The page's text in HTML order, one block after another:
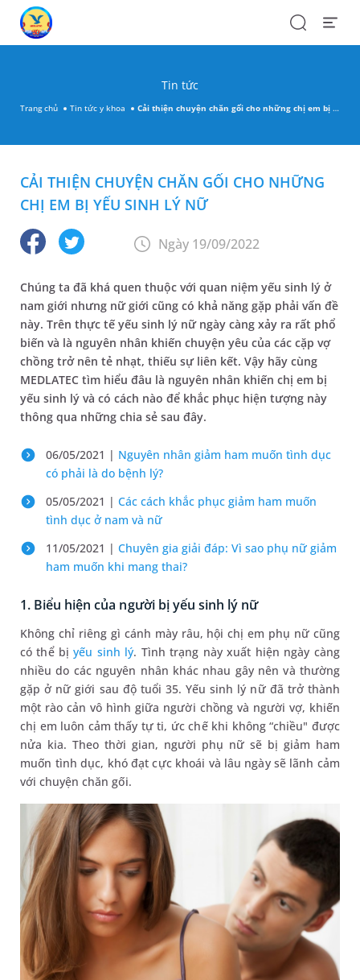
SearchOpen
Tin tức
Trang chủ Tin tức y khoa Cải thiện chuyện chăn gối cho những chị em bị yếu sinh lý nữ
CẢI THIỆN CHUYỆN CHĂN GỐI CHO NHỮNG
CHỊ EM BỊ YẾU SINH LÝ NỮ
Ngày 19/09/2022
Chúng ta đã khá quen thuộc với quan niệm yếu sinh lý ở
nam giới nhưng nữ giới cũng có khả năng gặp phải vấn đề
này. Trên thực tế yếu sinh lý nữ ngày càng xảy ra rất phổ
biến và là nguyên nhân khiến chuyện yêu của các cặp vợ
chồng trở nên tẻ nhạt, thiếu sự liên kết. Vậy hãy cùng
MEDLATEC tìm hiểu đâu là nguyên nhân khiến chị em bị
yếu sinh lý và có cách nào để khắc phục hiện tượng này
thông qua những chia sẻ sau đây.
06/05/2021 | Nguyên nhân giảm ham muốn tình dục
có phải là do bệnh lý?
05/05/2021 | Các cách khắc phục giảm ham muốn
tình dục ở nam và nữ
11/05/2021 | Chuyên gia giải đáp: Vì sao phụ nữ giảm
ham muốn khi mang thai?
1. Biểu hiện của người bị yếu sinh lý nữ
Không chỉ riêng gì cánh mày râu, hội chị em phụ nữ cũng
có thể bịyếu sinh lý. Tình trạng này xuất hiện ngày càng
nhiều do các nguyên nhân khác nhau gây nên và thường
gặp ở nữ giới sau độ tuổi 35. Yếu sinh lý nữ đã trở thành
một rào cản vô hình giữa người chồng và người vợ, khiến
chị em luôn cảm thấy tự ti, ức chế khi không “chiều" được
nửa kia. Theo thời gian, người phụ nữ sẽ bị giảm ham
muốn tình dục, khó đạt cực khoái và lâu ngày sẽ lãnh cảm
với chuyện chăn gối.